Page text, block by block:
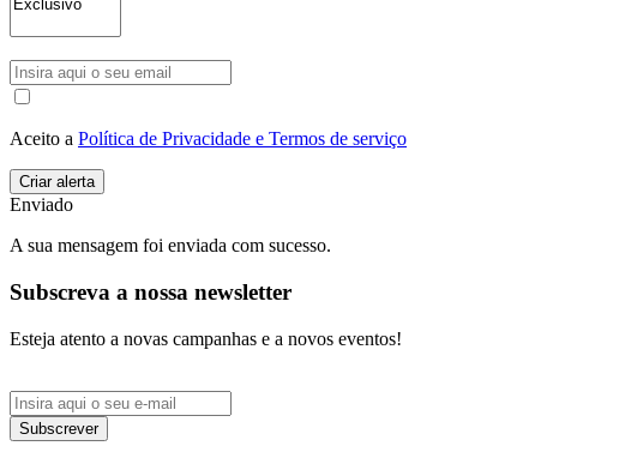
Aceito a Política de Privacidade e Termos de serviço
Enviado
A sua mensagem foi enviada com sucesso.
Subscreva a nossa newsletter
Esteja atento a novas campanhas e a novos eventos!